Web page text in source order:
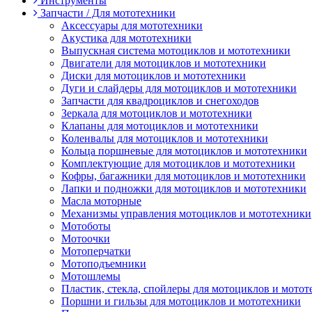
Запчасти / Для мототехники
Аксессуары для мототехники
Акустика для мототехники
Выпускная система мотоциклов и мототехники
Двигатели для мотоциклов и мототехники
Диски для мотоциклов и мототехники
Дуги и слайдеры для мотоциклов и мототехники
Запчасти для квадроциклов и снегоходов
Зеркала для мотоциклов и мототехники
Клапаны для мотоциклов и мототехники
Коленвалы для мотоциклов и мототехники
Кольца поршневые для мотоциклов и мототехники
Комплектующие для мотоциклов и мототехники
Кофры, багажники для мотоциклов и мототехники
Лапки и подножки для мотоциклов и мототехники
Масла моторные
Механизмы управления мотоциклов и мототехники
Мотоботы
Мотоочки
Мотоперчатки
Мотоподъемники
Мотошлемы
Пластик, стекла, спойлеры для мотоциклов и
Поршни и гильзы для мотоциклов и мототехники